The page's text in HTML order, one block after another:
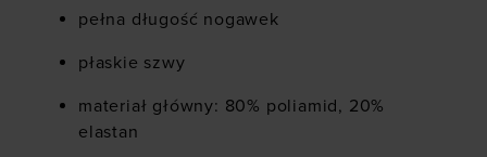
pełna długość nogawek
płaskie szwy
materiał główny: 80% poliamid, 20%
elastan